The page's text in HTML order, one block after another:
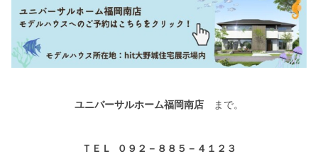
ユニバーサルホーム福岡南店 まで。
ＴＥＬ ０９２－８８５－４１２３